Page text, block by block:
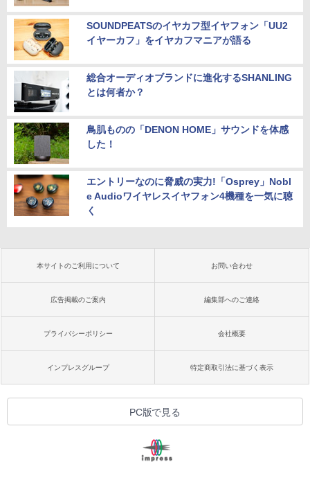
SOUNDPEATSのイヤカフ型イヤフォン「UU2
イヤーカフ」をイヤカフマニアが語る
総合オーディオブランドに進化するSHANLING
とは何者か？
鳥肌ものの「DENON HOME」サウンドを体感
した！
エントリーなのに脅威の実力!「Osprey」Nobl
e Audioワイヤレスイヤフォン4機種を一気に聴
く
本サイトのご利用について お問い合わせ
広告掲載のご案内 編集部へのご連絡
プライバシーポリシー 会社概要
インプレスグループ 特定商取引法に基づく表示
PC版で見る